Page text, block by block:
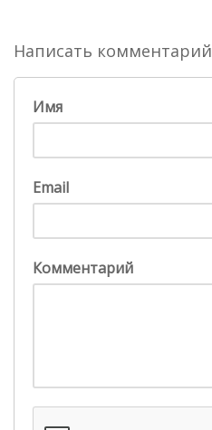
Написать комментарий
Имя
Email
Комментарий